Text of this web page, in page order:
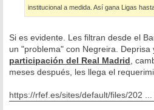
institucional a medida. Así gana Ligas
Si es evidente. Les filtran desde el
un "problema" con Negreira. Deprisa
participación del Real Madrid ,
meses después, les llega el
https://rfef.es/sites/default/files/202